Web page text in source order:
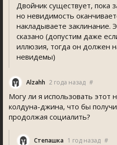
Двойник существует, пока
но невидимость
накладываете заклинание.
сказано (допустим даже
иллюзия, тогда он должен
невидемы)
Alzahh 2 года назад #
Могу ли я использовать этот
колдуна-джина, что бы
продолжая социалить?
Степашка 1 год назад #